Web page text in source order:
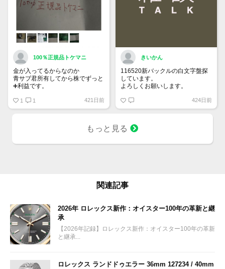
100％正規品トケマニ
金が入ってるからなのか
青サブ君所有してから株でずっと
➕利益です。
銘柄番号7932 ニッピ
1 1 421日前
きいかん
116520新バックルの白文字盤探
しています。
よろしくお願いします。
424日前
もっと見る
関連記事
2026年 ロレックス新作：オイスター100年の革新と継
承
【2026年記録】ロレックス新作：オイスター100年の革新
と継承...
ロレックス ランドドゥエラー 36mm 127234 / 40mm